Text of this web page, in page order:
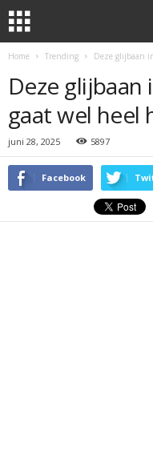
Home Trending Deze glijbaan
Deze
gaat wel heel
juni 28, 2025 5897
Facebook